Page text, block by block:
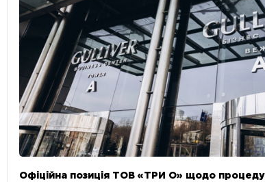
Офіційна позиція ТОВ «ТРИ О» щодо